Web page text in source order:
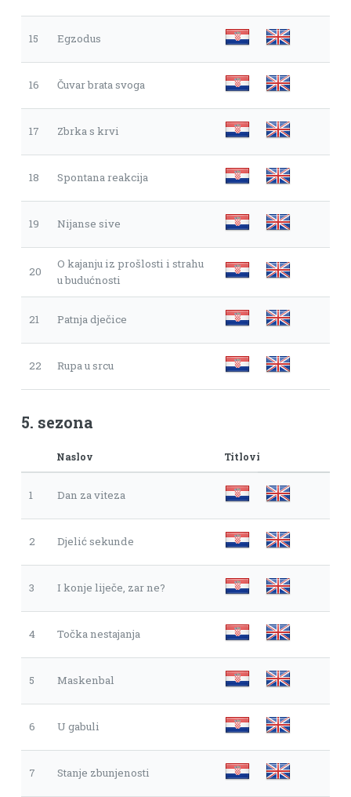
15 Egzodus
16 Čuvar brata svoga
17 Zbrka s krvi
18 Spontana reakcija
19 Nijanse sive
20
O kajanju iz prošlosti i strahu
u budućnosti
21 Patnja dječice
22 Rupa u srcu
5. sezona
Naslov Titlovi
1 Dan za viteza
2 Djelić sekunde
3 I konje liječe, zar ne?
4 Točka nestajanja
5 Maskenbal
6 U gabuli
7 Stanje zbunjenosti